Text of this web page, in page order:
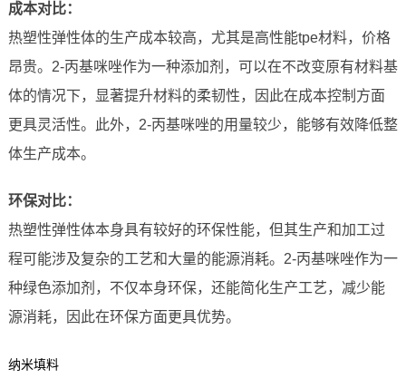
成本对比：
热塑性弹性体的生产成本较高，尤其是高性能tpe材料，价格
昂贵。2-丙基咪唑作为一种添加剂，可以在不改变原有材料基
体的情况下，显著提升材料的柔韧性，因此在成本控制方面
更具灵活性。此外，2-丙基咪唑的用量较少，能够有效降低整
体生产成本。
环保对比：
热塑性弹性体本身具有较好的环保性能，但其生产和加工过
程可能涉及复杂的工艺和大量的能源消耗。2-丙基咪唑作为一
种绿色添加剂，不仅本身环保，还能简化生产工艺，减少能
源消耗，因此在环保方面更具优势。
纳米填料